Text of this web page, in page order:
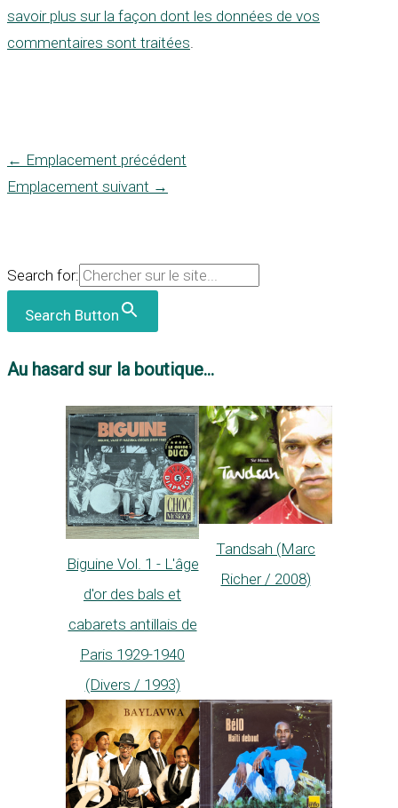
savoir plus sur la façon dont les données de vos
commentaires sont traitées.
← Emplacement précédent
Emplacement suivant →
Search for:
Search Button
Au hasard sur la boutique...
Biguine Vol. 1 - L'âge
d'or des bals et
cabarets antillais de
Paris 1929-1940
(Divers / 1993)
Tandsah (Marc
Richer / 2008)